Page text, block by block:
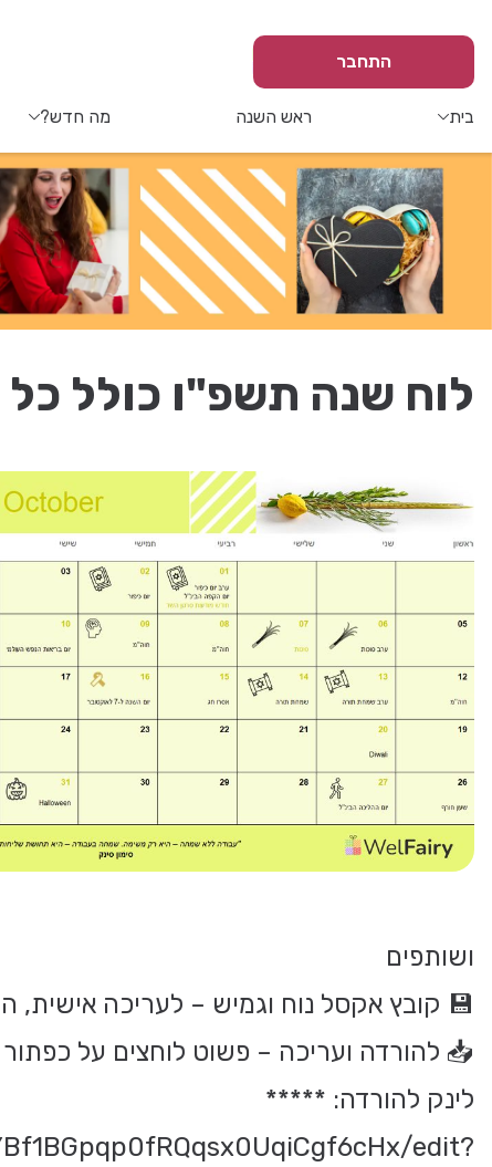
התחבר
בית ראש השנה מה חדש?
לוח שנה תשפ"ו כולל
ושותפים
💾 קובץ אקסל נוח וגמיש – לעריכה
📥 להורדה ועריכה – פשוט לוחצים על כפתור Download
לינק להורדה: *****
edit?